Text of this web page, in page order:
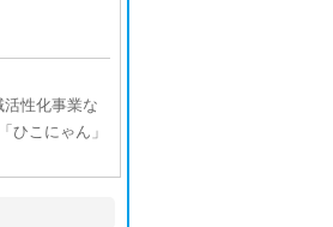
性化事業な
こにゃん」